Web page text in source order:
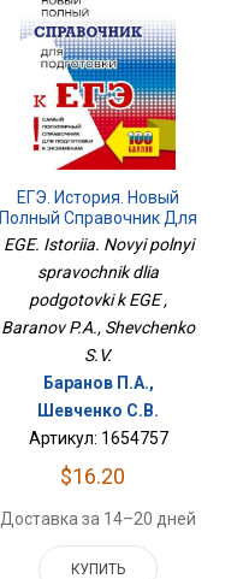
ЕГЭ. История. Новый
Полный Справочник Для
Подготовки К ЕГЭ
EGE. Istoriia. Novyi polnyi
spravochnik dlia
podgotovki k EGE ,
Baranov P.A., Shevchenko
S.V.
Баранов П.А.,
Шевченко С.В.
Артикул: 1654757
$16.20
Доставка за 14–20 дней
КУПИТЬ